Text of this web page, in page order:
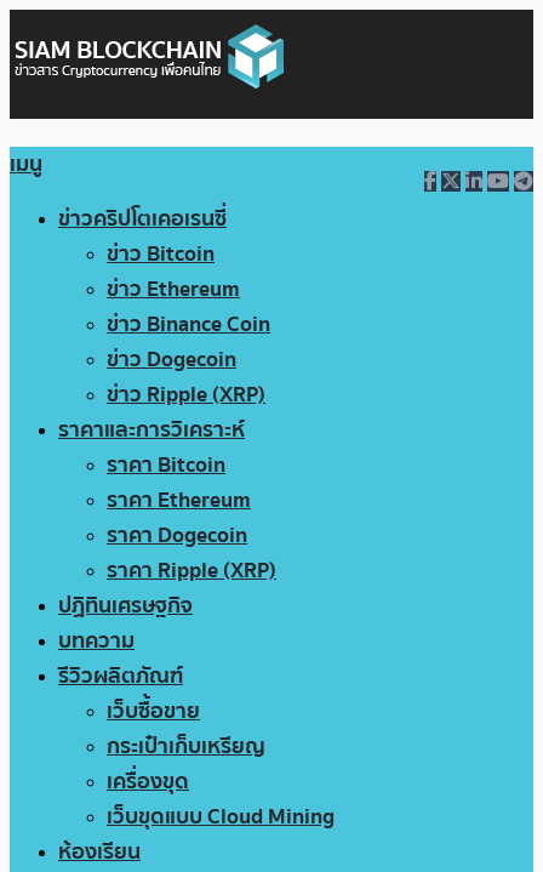
เมนู
ข่าวคริปโตเคอเรนซี่
ข่าว Bitcoin
ข่าว Ethereum
ข่าว Binance Coin
ข่าว Dogecoin
ข่าว Ripple (XRP)
ราคาและการวิเคราะห์
ราคา Bitcoin
ราคา Ethereum
ราคา Dogecoin
ราคา Ripple (XRP)
ปฏิทินเศรษฐกิจ
บทความ
รีวิวผลิตภัณฑ์
เว็บซื้อขาย
กระเป๋าเก็บเหรียญ
เครื่องขุด
เว็บขุดแบบ Cloud Mining
ห้องเรียน